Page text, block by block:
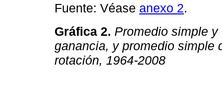
Fuente: Véase anexo 2.
Gráfica 2. Promedio simple
ganancia, y promedio simple
rotación, 1964-2008